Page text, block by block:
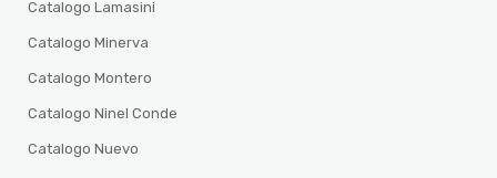
Catalogo Lamasini
Catalogo Minerva
Catalogo Montero
Catalogo Ninel Conde
Catalogo Nuevo